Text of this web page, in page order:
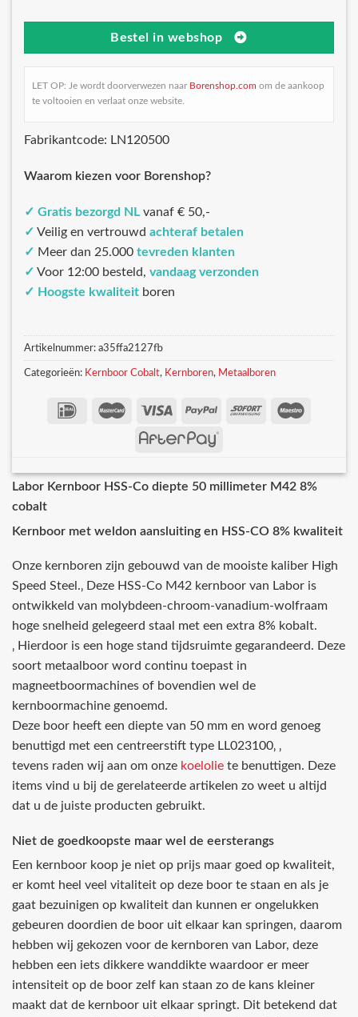
Bestel in webshop
LET OP: Je wordt doorverwezen naar Borenshop.com om de aankoop
te voltooien en verlaat onze website.
Fabrikantcode: LN120500
Waarom kiezen voor Borenshop?
✓ Gratis bezorgd NL vanaf € 50,-
✓ Veilig en vertrouwd achteraf betalen
✓ Meer dan 25.000 tevreden klanten
✓ Voor 12:00 besteld, vandaag verzonden
✓ Hoogste kwaliteit boren
Artikelnummer: a35ffa2127fb
Categorieën: Kernboor Cobalt, Kernboren, Metaalboren
Labor Kernboor HSS-Co diepte 50 millimeter M42 8%
cobalt
Kernboor met weldon aansluiting en HSS-CO 8% kwaliteit
Onze kernboren zijn gebouwd van de mooiste kaliber High
Speed Steel.‚ Deze HSS-Co M42 kernboor van Labor is
ontwikkeld van molybdeen-chroom-vanadium-wolfraam
hoge snelheid gelegeerd staal met een extra 8% kobalt.
‚ Hierdoor is een hoge stand tijdsruimte gegarandeerd. Deze
soort metaalboor word continu toepast in
magneetboormachines of bovendien wel de
kernboormachine genoemd.
Deze boor heeft een diepte van 50 mm en word genoeg
benuttigd met een centreerstift type LL023100‚ ‚
tevens raden wij aan om onze koelolie te benuttigen. Deze
items vind u bij de gerelateerde artikelen zo weet u altijd
dat u de juiste producten gebruikt.
Niet de goedkoopste maar wel de eersterangs
Een kernboor koop je niet op prijs maar goed op kwaliteit,
er komt heel veel vitaliteit op deze boor te staan en als je
gaat bezuinigen op kwaliteit dan kunnen er ongelukken
gebeuren doordien de boor uit elkaar kan springen, daarom
hebben wij gekozen voor de kernboren van Labor, deze
hebben een iets dikkere wanddikte waardoor er meer
intensiteit op de boor zelf kan staan zo de kans kleiner
maakt dat de kernboor uit elkaar springt. Dit betekend dat